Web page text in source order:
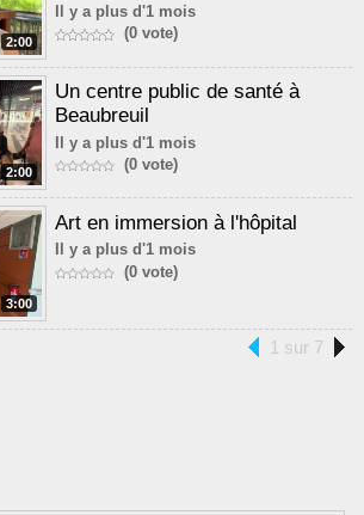
2:00
Il y a plus d'1 mois
(0 vote)
2:00
Un centre public de santé à
Beaubreuil
Il y a plus d'1 mois
(0 vote)
3:00
Art en immersion à l'hôpital
Il y a plus d'1 mois
(0 vote)
1 sur 7